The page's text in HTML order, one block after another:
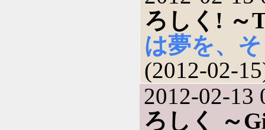
ろしく! ～
は夢を、
(2012-02-
2012-02-13
ろしく ～